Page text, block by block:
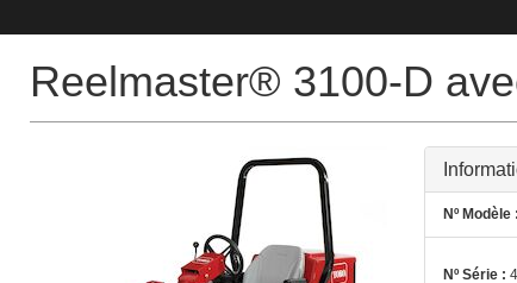
Reelmaster® 3100-D
Nº Modèle :
Nº Série :